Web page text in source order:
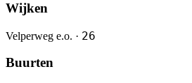
Wijken
Velperweg e.o. · 26
Buurten